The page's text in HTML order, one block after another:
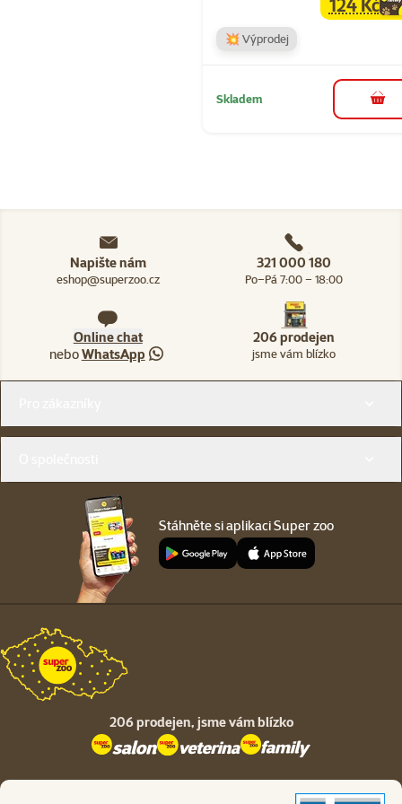
family
💥 Výprodej
Skladem do
Napište nám
eshop@superzoo.cz
321 000 180
Po–Pá 7:00 – 18:00
Online chat
neboWhatsApp
206 prodejen
jsme vám blízko
Stáhněte si aplikaci Super zoo
206 prodejen, jsme vám blízko